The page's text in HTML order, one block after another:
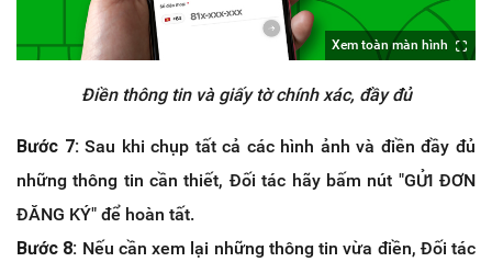
Xem toàn màn hình
Điền thông tin và giấy tờ chính xác, đầy đủ
Bước 7:Sau khi chụp tất cả các hình ảnh và điền đầy đủ
những thông tin cần thiết, Đối tác hãy bấm nút "GỬI ĐƠN
ĐĂNG KÝ" để hoàn tất.
Bước 8: Nếu cần xem lại những thông tin vừa điền, Đối tác